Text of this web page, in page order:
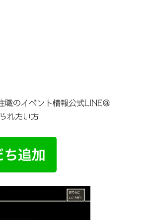
のイベント情報公式LINE＠
れたい方